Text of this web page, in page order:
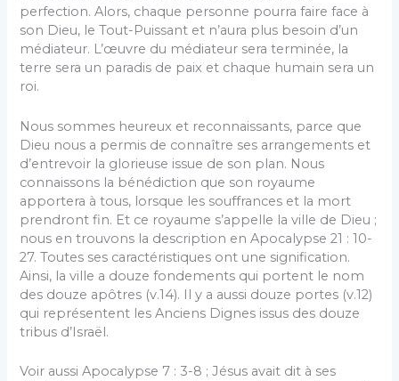
perfection. Alors, chaque personne pourra faire face à
son Dieu, le Tout-Puissant et n’aura plus besoin d’un
médiateur. L’œuvre du médiateur sera terminée, la
terre sera un paradis de paix et chaque humain sera un
roi.
Nous sommes heureux et reconnaissants, parce que
Dieu nous a permis de connaître ses arrangements et
d’entrevoir la glorieuse issue de son plan. Nous
connaissons la bénédiction que son royaume
apportera à tous, lorsque les souffrances et la mort
prendront fin. Et ce royaume s’appelle la ville de Dieu ;
nous en trouvons la description en Apocalypse 21 : 10-
27. Toutes ses caractéristiques ont une signification.
Ainsi, la ville a douze fondements qui portent le nom
des douze apôtres (v.14). Il y a aussi douze portes (v.12)
qui représentent les Anciens Dignes issus des douze
tribus d’Israël.
Voir aussi Apocalypse 7 : 3-8 ; Jésus avait dit à ses